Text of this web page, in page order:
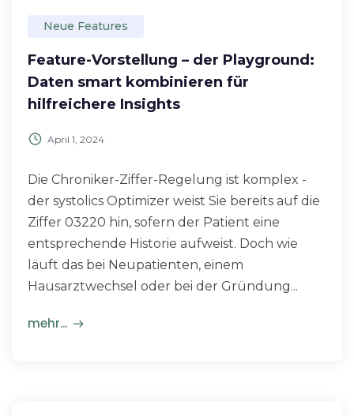
Neue Features
Feature-Vorstellung – der Playground:
Daten smart kombinieren für
hilfreichere Insights
April 1, 2024
Die Chroniker-Ziffer-Regelung ist komplex -
der systolics Optimizer weist Sie bereits auf die
Ziffer 03220 hin, sofern der Patient eine
entsprechende Historie aufweist. Doch wie
läuft das bei Neupatienten, einem
Hausarztwechsel oder bei der Gründung...
mehr...